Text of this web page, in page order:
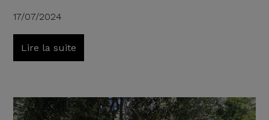
17/07/2024
Lire la suite